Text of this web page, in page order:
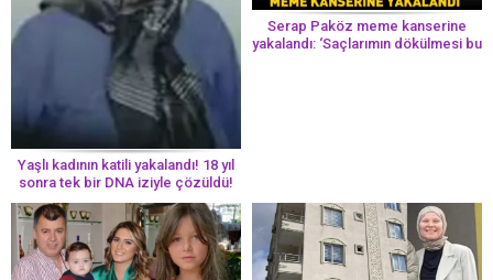
Yaşlı kadının katili yakalandı! 18 yıl
sonra tek bir DNA iziyle çözüldü!
Serap Paköz meme kanserine
yakalandı: ‘Saçlarımın dökülmesi bu